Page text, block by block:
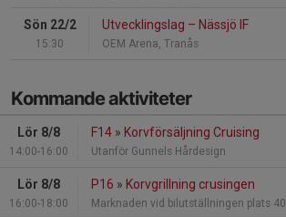
Sön 22/2
15:30
Utvecklingslag – Nässjö IF
OEM Arena, Tranås
Kommande aktiviteter
Lör 8/8
14:00-16:00
F14 » Korvförsäljning Cruising
Utanför Gunnels Hårdesign
Lör 8/8
16:00-18:00
P16 » Korvgrillning crusingen
Marknaden vid bilutställningen plats 40